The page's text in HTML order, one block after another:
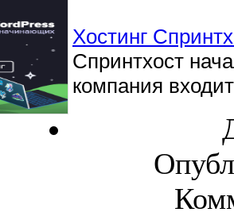
Хостинг
Спринтхост
компания